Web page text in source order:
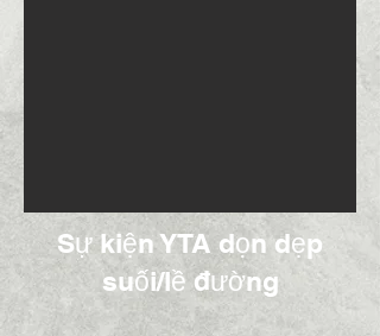
Sự kiện YTA dọn dẹp
suối/lề đường